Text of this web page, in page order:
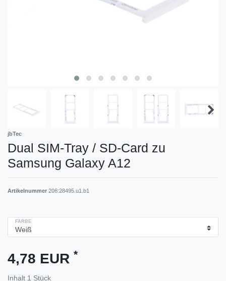
jbTec
Dual SIM-Tray / SD-Card zu
Samsung Galaxy A12
Artikelnummer 206:28495.u1.b1
FARBE
4,78 EUR *
Inhalt 1 Stück